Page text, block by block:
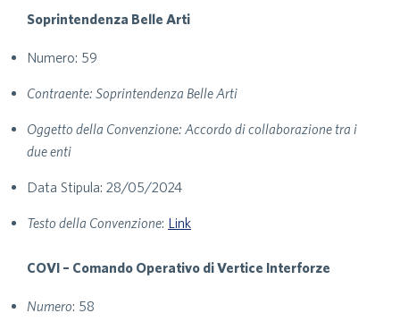
Soprintendenza Belle Arti
Numero: 59
Contraente: Soprintendenza Belle Arti
Oggetto della Convenzione: Accordo di collaborazione tra i
due enti
Data Stipula: 28/05/2024
Testo della Convenzione: Link
COVI – Comando Operativo di Vertice Interforze
Numero: 58